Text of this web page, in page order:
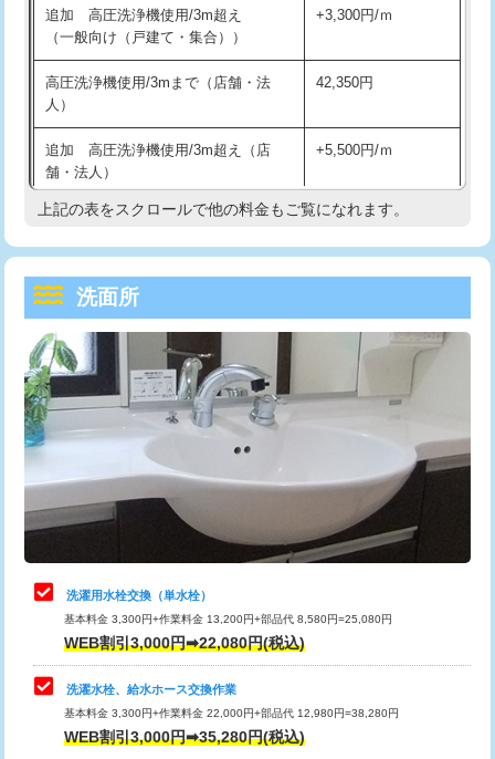
マス交換（深さ50㎝以上） 66,000円
コンクリート斫り（厚さ10㎝まで） 27,500円
コンクリート斫り（厚さ10㎝超え）
モルタル補修（厚さ10㎝まで）
モルタル補修（厚さ10㎝超え） 38,500円
洗面台設置 38,500円
追加人工
廃棄・処分 現場見積
※給水管工事は20mmまでの価格です。
持込商品取付（混合水栓） 16,500円
給水管工事※（ホール加工)
給水管工事※（バンド止め) 3,300円
給水管工事※（支持金具設置) 5,500円
給水管工事※（保温材使用（バンド止
め込み）)
5,500円
給水管工事※（土の掘削・埋め戻し作
業)
11,000円
給水管工事※（塩ビ管（VP・HI）使
用/3ｍまで)
33,000円
給水管工事※（塩ビ管（VP・HI）使
用（追加）/3ｍ超え)
給水管工事※（ライニング鋼管・銅
管・ポリ管・HT管使用/3ｍまで)
44,000円
給水管工事※（ライニング鋼管・銅
管・ポリ管・HT管使用/3ｍ超え)
排水管工事（土の掘削・埋め戻し作
業）
排水管工事（排水管工事/3ｍまで） 55,000円
追加 高圧洗浄機使用/3m超え
（一般向け（戸建て・集合））
+3,300円/ｍ
高圧洗浄機使用/3mまで（店舗・法
人）
42,350円
追加 高圧洗浄機使用/3m超え（店
舗・法人）
+5,500円/ｍ
高度高圧洗浄換 現地調査
トーラー機使用/3mまで
追加トーラー機使用/3m超え +3,300円
カメラ調査 33,000円
桝清掃
止水・漏水調査・防水処理・清掃・修
理・調整・分解・加工など（軽作業）
11,000円
止水・漏水調査・防水処理・清掃・修
理・調整・分解・加工など（中作業）
22,000円
止水・漏水調査・防水処理・清掃・修
理・調整・分解・加工など（重作業）
33,000円
キッチンタンク脱着
その他部品の脱着
上記の表をスクロールで他の料金もご覧になれます。
洗面所
洗濯用水栓交換（単水栓）
基本料金 3,300円+作業料金 13,200円+部品代 8,580円=25,080円
WEB割引3,000円➡22,080円(税込)
洗濯水栓、給水ホース交換作業
基本料金 3,300円+作業料金 22,000円+部品代 12,980円=38,280円
WEB割引3,000円➡35,280円(税込)